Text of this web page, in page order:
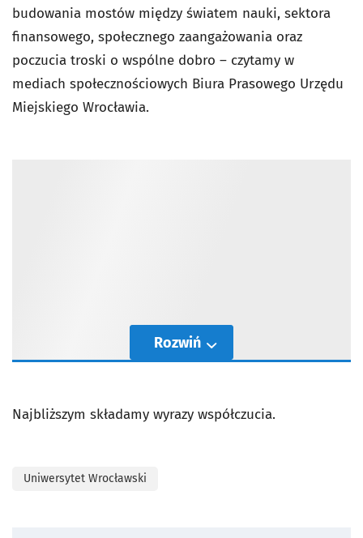
budowania mostów między światem nauki, sektora
finansowego, społecznego zaangażowania oraz
poczucia troski o wspólne dobro – czytamy w
mediach społecznościowych Biura Prasowego Urzędu
Miejskiego Wrocławia.
Rozwiń
Najbliższym składamy wyrazy współczucia.
Uniwersytet Wrocławski